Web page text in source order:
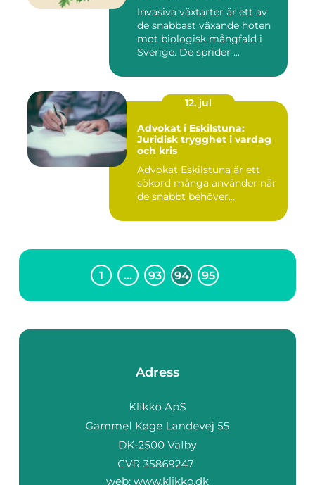
Invasiva växtarter är ett av
de snabbast växande hoten
mot biologisk mångfald i
Sverige. De sprider ...
12. jul
Advokat i Eskilstuna:
Juridisk trygghet i vardag
och kris
Advokat Eskilstuna är ett
sökord många använder när
de snabbt behöver...
1 … 93 94 95
Adress
web: www.klikko.dk